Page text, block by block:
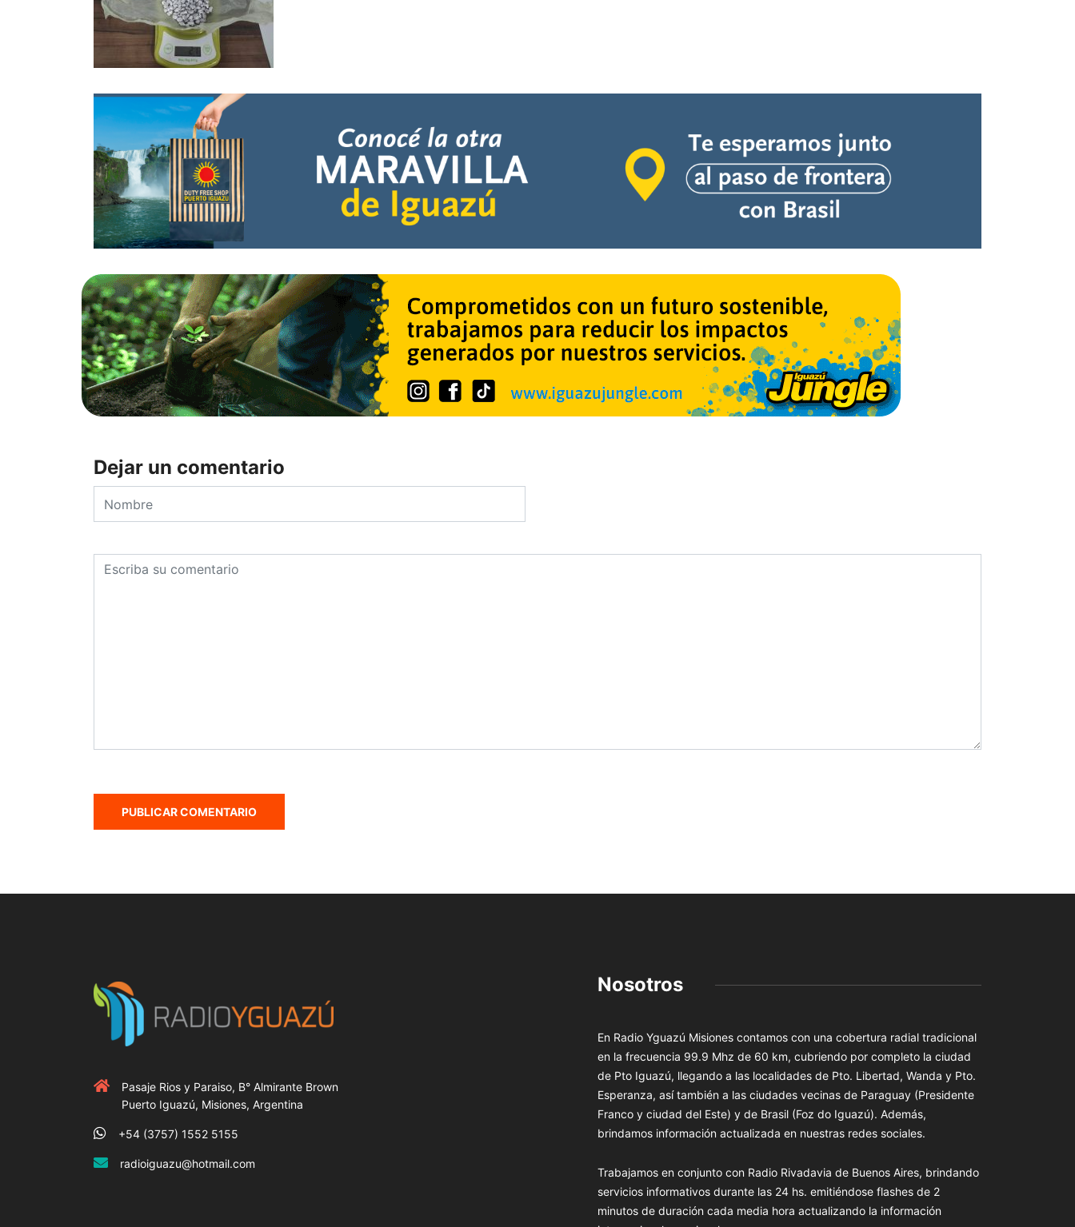
Dejar un comentario
Pasaje Rios y Paraiso, B° Almirante Brown
Puerto Iguazú, Misiones, Argentina
+54 (3757) 1552 5155
radioiguazu@hotmail.com
Nosotros
En Radio Yguazú Misiones contamos con una cobertura radial tradicional
en la frecuencia 99.9 Mhz de 60 km, cubriendo por completo la ciudad
de Pto Iguazú, llegando a las localidades de Pto. Libertad, Wanda y Pto.
Esperanza, así también a las ciudades vecinas de Paraguay (Presidente
Franco y ciudad del Este) y de Brasil (Foz do Iguazú). Además,
brindamos información actualizada en nuestras redes sociales.
Trabajamos en conjunto con Radio Rivadavia de Buenos Aires, brindando
servicios informativos durante las 24 hs. emitiéndose flashes de 2
minutos de duración cada media hora actualizando la información